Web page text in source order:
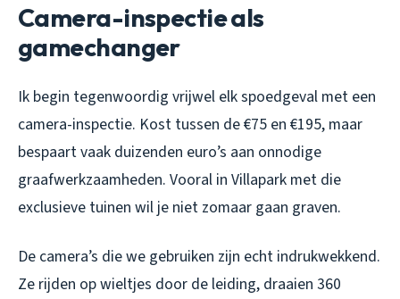
Camera-inspectie als
gamechanger
Ik begin tegenwoordig vrijwel elk spoedgeval met een
camera-inspectie. Kost tussen de €75 en €195, maar
bespaart vaak duizenden euro’s aan onnodige
graafwerkzaamheden. Vooral in Villapark met die
exclusieve tuinen wil je niet zomaar gaan graven.
De camera’s die we gebruiken zijn echt indrukwekkend.
Ze rijden op wieltjes door de leiding, draaien 360